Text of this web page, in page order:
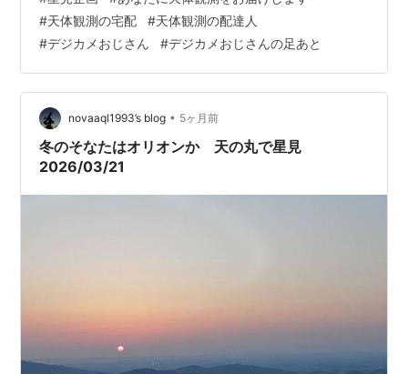
を通過していきました。初めて見るというお客様がほと
んどで驚いていました。望遠鏡では、この日の主役であ
る「月」と「木星」を観望しました。クレーターがくっ
きり見える月、そして縞模様が特長の木星、望遠鏡で天
体を見るのは初体験の方ばかりで、「こんなに…
#天体観測の宅配 #天体観測の配達人
#デジカメおじさん #デジカメおじさんの足あと
novaaql1993’s blog • 5ヶ月前
冬のそなたはオリオンか 天の丸で星見
2026/03/21